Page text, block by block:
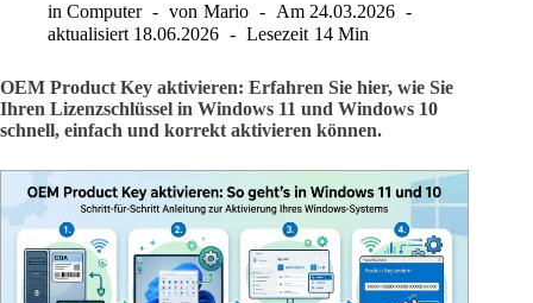
in Computer von Mario Am 24.03.2026
aktualisiert 18.06.2026 Lesezeit 14 Min
OEM Product Key aktivieren: Erfahren Sie hier, wie Sie
Ihren Lizenzschlüssel in Windows 11 und Windows 10
schnell, einfach und korrekt aktivieren können.